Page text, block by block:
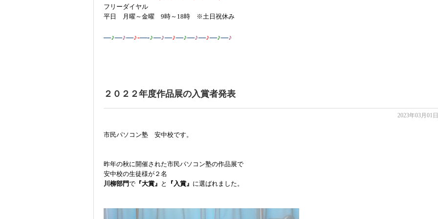
フリーダイヤル
平日 月曜～金曜 9時～18時 ※土日祝休み
—♪—♪—♪-—-♪—♪—♪—♪—♪—♪—♪—♪
２０２２年度作品展の入賞者発表
2023年03月01日
市民パソコン塾 安中校です。
昨年の秋に開催された市民パソコン塾の作品展で
安中校の生徒様が２名
川柳部門で 『大賞』 と 『入賞』 に選ばれました。